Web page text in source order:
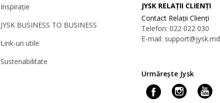
Inspirație
JYSK BUSINESS TO BUSINESS
Link-uri utile
Sustenabilitate
JYSK RELAȚII CLIENȚI
Contact Relații Clienți
Telefon: 022 022 030
E-mail: support@jysk.md
Urmărește Jysk